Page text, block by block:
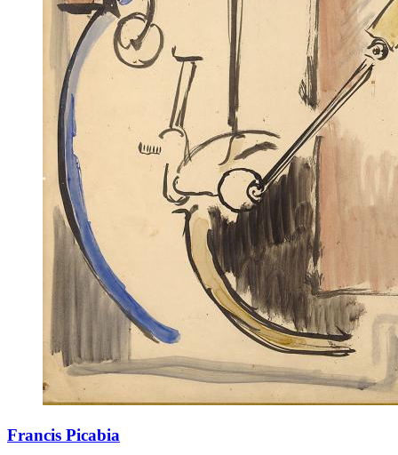
Francis Picabia